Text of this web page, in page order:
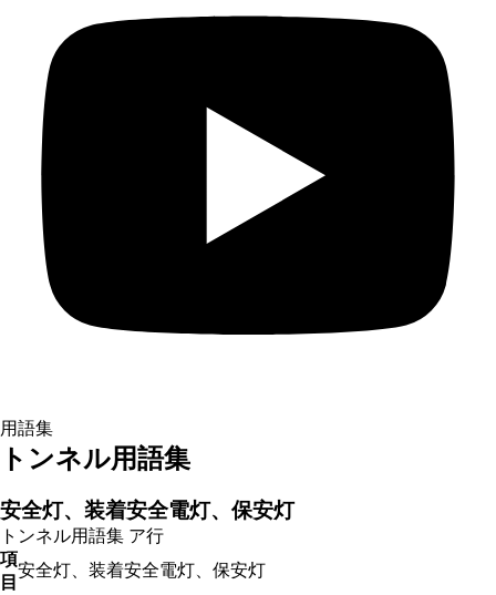
用語集
トンネル用語集
安全灯、装着安全電灯、保安灯
トンネル用語集 ア行
項
目
安全灯、装着安全電灯、保安灯